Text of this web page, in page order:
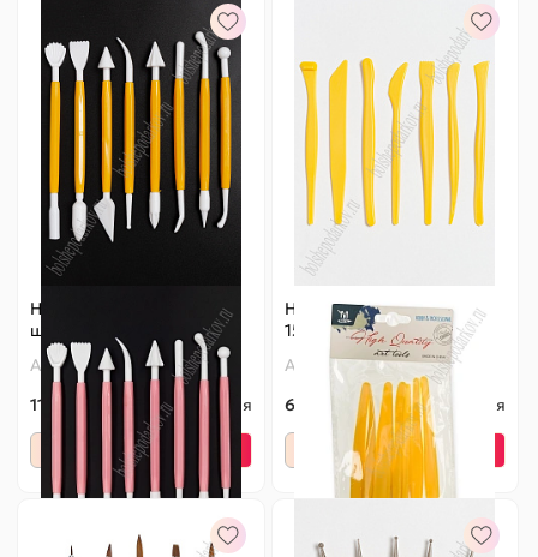
Набор стеков пластик (8
шт) SF-5517
Артикул: 140-556
115 ₽
Оптовая
Набор стеков пластик
15,5 см (7 шт) SF-5520
Артикул: 500-367
65 ₽
Оптовая
+